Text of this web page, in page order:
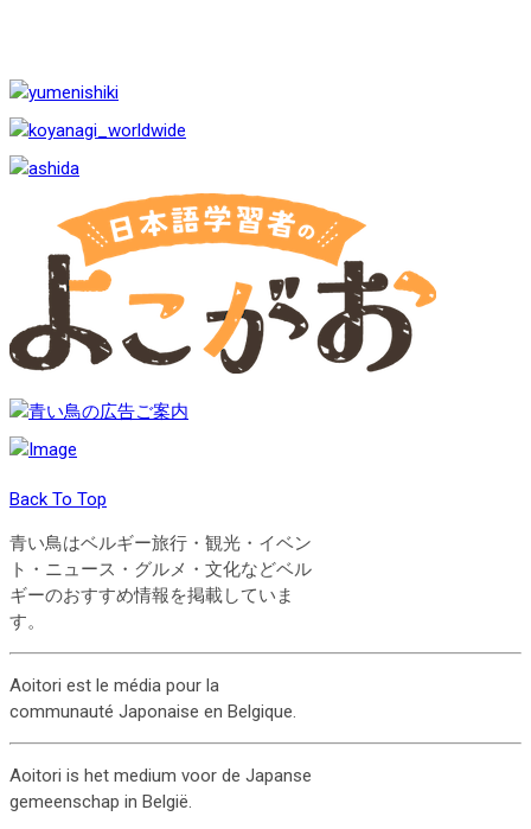
Back To Top
青い鳥はベルギー旅行・観光・イベン
ト・ニュース・グルメ・文化などベル
ギーのおすすめ情報を掲載していま
す。
Aoitori est le média pour la
communauté Japonaise en Belgique.
Aoitori is het medium voor de Japanse
gemeenschap in België.